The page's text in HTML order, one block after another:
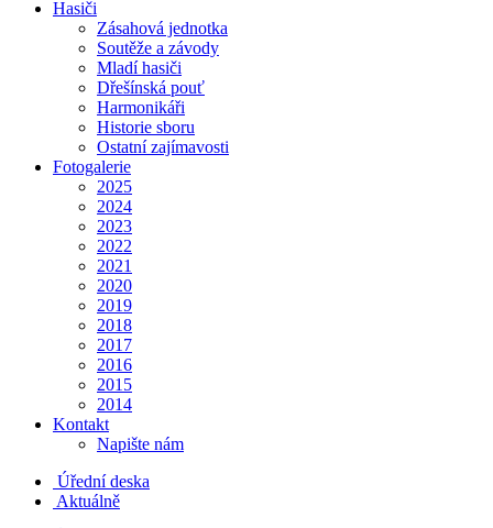
Hasiči
Zásahová jednotka
Soutěže a závody
Mladí hasiči
Dřešínská pouť
Harmonikáři
Historie sboru
Ostatní zajímavosti
Fotogalerie
2025
2024
2023
2022
2021
2020
2019
2018
2017
2016
2015
2014
Kontakt
Napište nám
Úřední deska
Aktuálně